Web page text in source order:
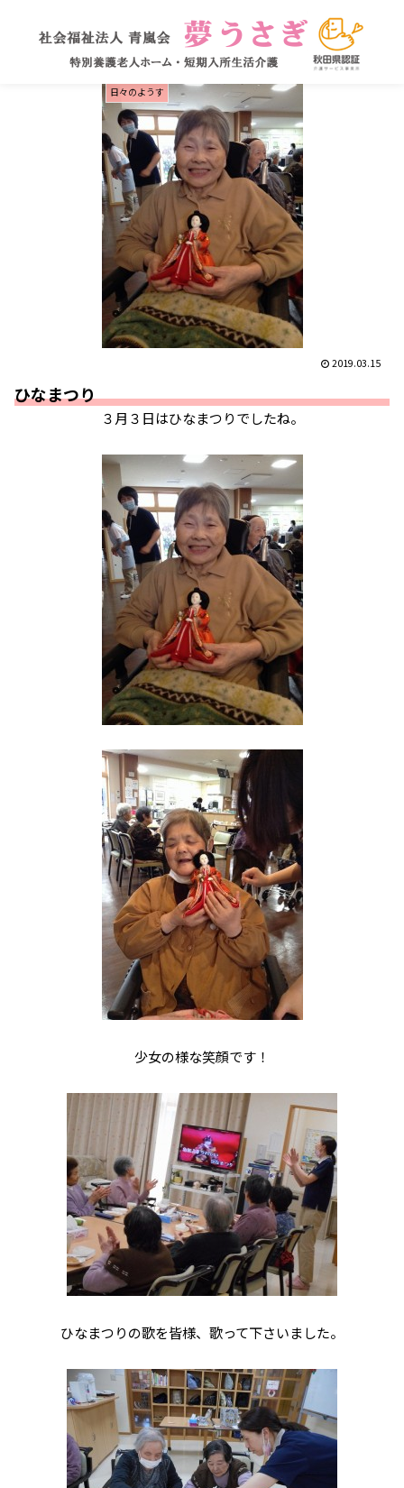
日々のようす
2019.03.15
ひなまつり
３月３日はひなまつりでしたね。
少女の様な笑顔です！
ひなまつりの歌を皆様、歌って下さいました。